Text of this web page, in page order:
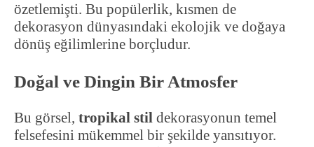
özetlemişti. Bu popülerlik, kısmen de
dekorasyon dünyasındaki ekolojik ve doğaya
dönüş eğilimlerine borçludur.
Doğal ve Dingin Bir Atmosfer
Bu görsel, tropikal stil dekorasyonun temel
felsefesini mükemmel bir şekilde yansıtıyor.